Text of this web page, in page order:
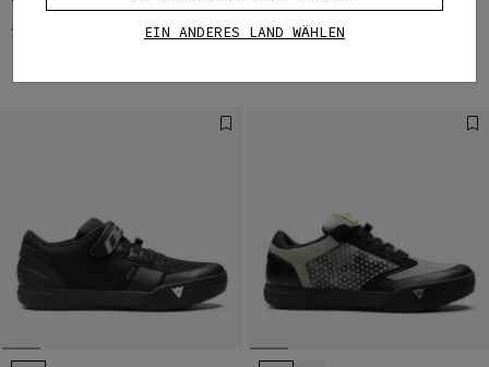
€ 159,95 -50% € 149,95 € 74,97
EIN ANDERES LAND WÄHLEN